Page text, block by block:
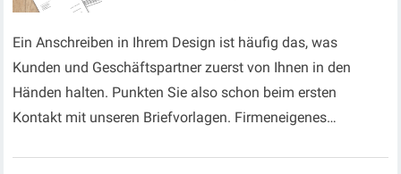
Ein Anschreiben in Ihrem Design ist häufig das, was
Kunden und Geschäftspartner zuerst von Ihnen in den
Händen halten. Punkten Sie also schon beim ersten
Kontakt mit unseren Briefvorlagen. Firmeneigenes…